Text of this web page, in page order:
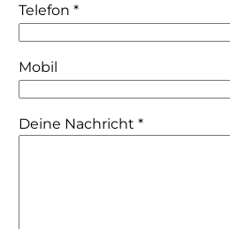
Telefon *
Mobil
Deine Nachricht *